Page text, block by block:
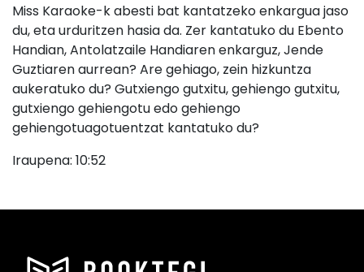
Miss Karaoke-k abesti bat kantatzeko enkargua jaso
du, eta urduritzen hasia da. Zer kantatuko du Ebento
Handian, Antolatzaile Handiaren enkarguz, Jende
Guztiaren aurrean? Are gehiago, zein hizkuntza
aukeratuko du? Gutxiengo gutxitu, gehiengo gutxitu,
gutxiengo gehiengotu edo gehiengo
gehiengotuagotuentzat kantatuko du?
Iraupena: 10:52